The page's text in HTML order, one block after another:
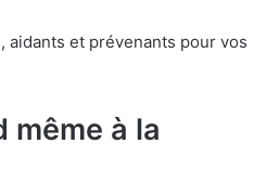
aidants et prévenants pour vos
même à la